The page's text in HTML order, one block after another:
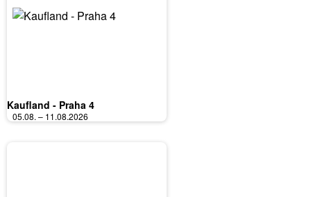
Kaufland - Praha 4
05.08. – 11.08.2026